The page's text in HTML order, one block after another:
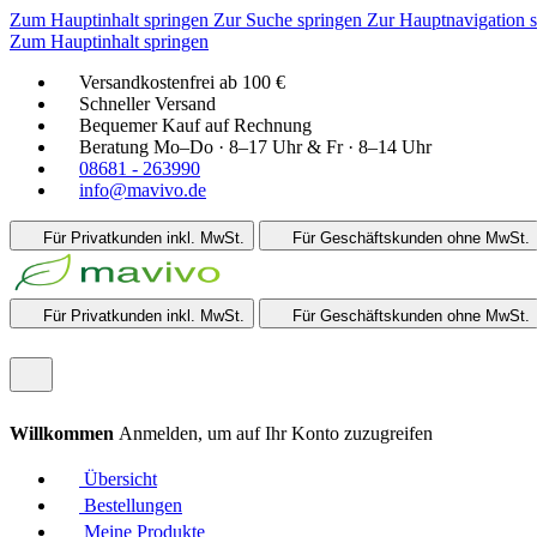
Zum Hauptinhalt springen Zur Suche springen Zur Hauptnavigation
Zum Hauptinhalt springen
Versandkostenfrei ab 100 €
Schneller Versand
Bequemer Kauf auf Rechnung
Beratung Mo–Do · 8–17 Uhr & Fr · 8–14 Uhr
08681 - 263990
info@mavivo.de
Für Privatkunden inkl. MwSt. Für Geschäftskunden ohne MwSt.
Für Privatkunden inkl. MwSt. Für Geschäftskunden ohne MwSt.
Willkommen Anmelden, um auf Ihr Konto zuzugreifen
Übersicht
Bestellungen
Meine Produkte